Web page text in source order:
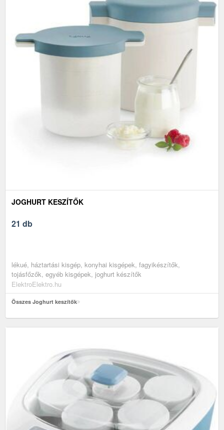
JOGHURT KESZÍTŐK
21 db
lékué, háztartási kisgép, konyhai kisgépek, fagyikészítők,
tojásfőzők, egyéb kisgépek, joghurt készítők
ElektroElektro.hu
Összes Joghurt keszítők